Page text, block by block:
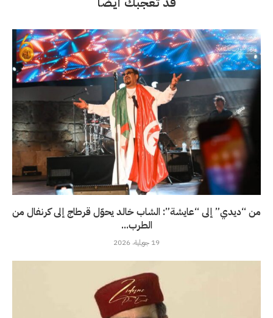
من “ديدي” إلى “عايشة”: الشاب خالد يحوّل قرطاج إلى كرنفال من
الطرب...
19 جويلية، 2026